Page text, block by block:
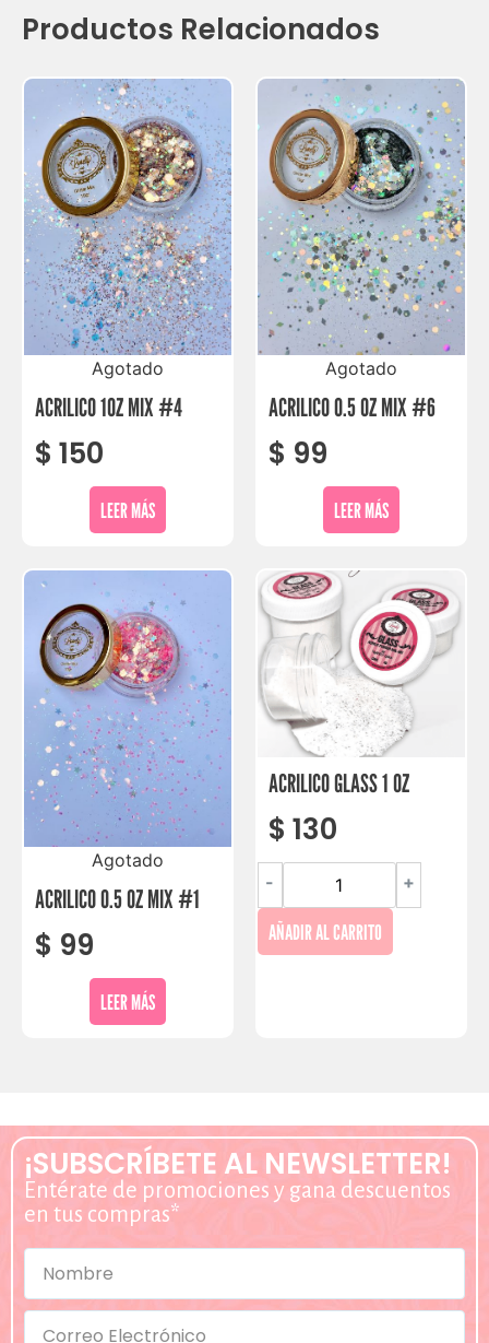
Productos Relacionados
Agotado
ACRILICO 1OZ MIX #4
$ 150
LEER MÁS
Agotado
ACRILICO 0.5 OZ MIX #6
$ 99
LEER MÁS
Agotado
ACRILICO 0.5 OZ MIX #1
$ 99
LEER MÁS
ACRILICO GLASS 1 OZ
$ 130
- +
AÑADIR AL CARRITO
¡SUBSCRÍBETE AL NEWSLETTER!
Entérate de promociones y gana descuentos
en tus compras*